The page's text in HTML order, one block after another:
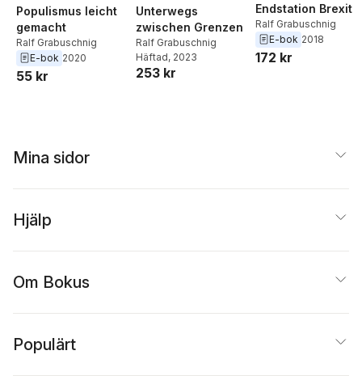
Populismus leicht
gemacht
Ralf Grabuschnig
E-bok 2020
55 kr
Unterwegs
zwischen Grenzen
Ralf Grabuschnig
Häftad, 2023
253 kr
Endstation Brexit
Ralf Grabuschnig
E-bok 2018
172 kr
Mina sidor
Hjälp
Om Bokus
Populärt